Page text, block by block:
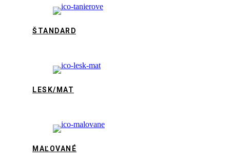
ŠTANDARD
LESK/MAT
MAĽOVANÉ